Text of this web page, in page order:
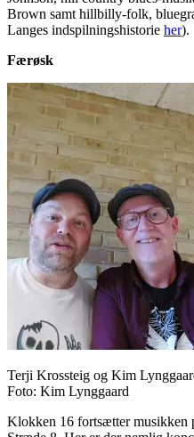
Brown samt hillbilly-folk,
Langes indspilningshistorie her).
Færøsk
Terji Krossteig og Kim
Foto: Kim Lynggaard
Klokken 16 fortsætter musikken